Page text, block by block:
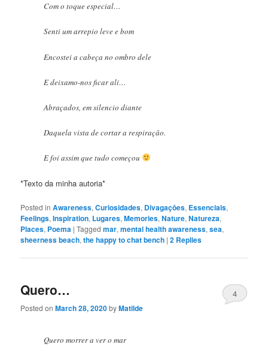
Com o toque especial…
Senti um arrepio leve e bom
Encostei a cabeça no ombro dele
E deixamo-nos ficar ali…
Abraçados, em silencio diante
Daquela vista de cortar a respiração.
E foi assim que tudo começou
*Texto da minha autoria*
Posted in Awareness,Curiosidades, Divagaçōes, Essenciais,
Feelings,Inspiration, Lugares,Memories,Nature,Natureza,
Places, Poema |Tagged mar,mental health awareness,sea,
sheerness beach,the happy to chat bench |2 Replies
Quero…
Posted onMarch 28, 2020byMatilde
4
Quero morrer a ver o mar